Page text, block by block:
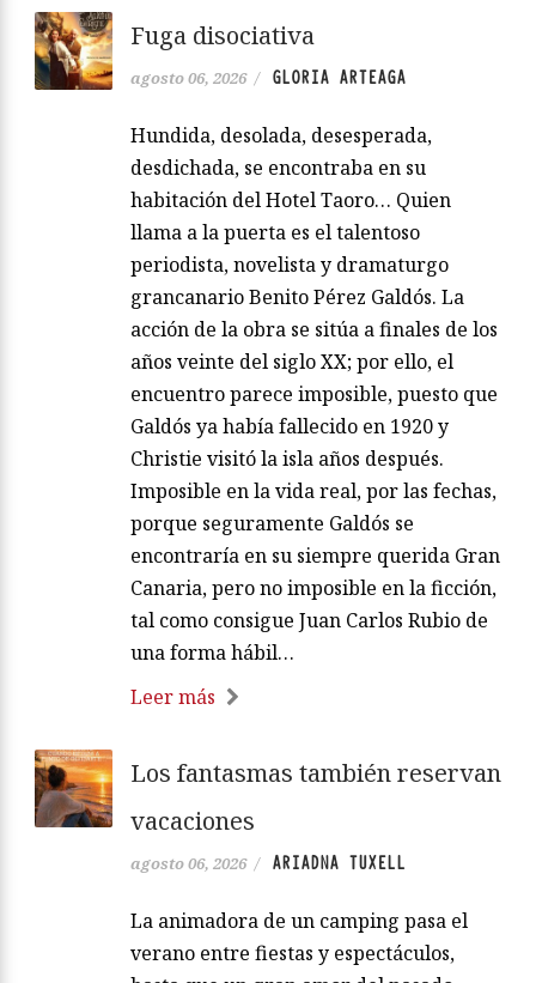
Fuga disociativa
agosto 06, 2026 / GLORIA ARTEAGA
Hundida, desolada, desesperada,
desdichada, se encontraba en su
habitación del Hotel Taoro… Quien
llama a la puerta es el talentoso
periodista, novelista y dramaturgo
grancanario Benito Pérez Galdós. La
acción de la obra se sitúa a finales de los
años veinte del siglo XX; por ello, el
encuentro parece imposible, puesto que
Galdós ya había fallecido en 1920 y
Christie visitó la isla años después.
Imposible en la vida real, por las fechas,
porque seguramente Galdós se
encontraría en su siempre querida Gran
Canaria, pero no imposible en la ficción,
tal como consigue Juan Carlos Rubio de
una forma hábil…
Leer más
Los fantasmas también reservan
vacaciones
agosto 06, 2026 / ARIADNA TUXELL
La animadora de un camping pasa el
verano entre fiestas y espectáculos,